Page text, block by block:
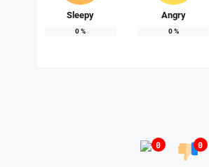
Sleepy
0%
Angry
0%
0 0